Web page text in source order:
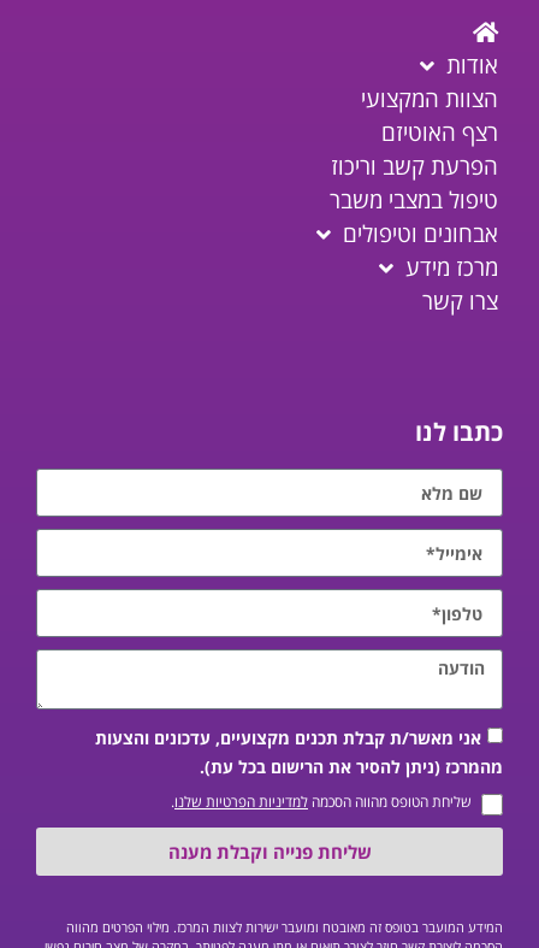
אודות
הצוות המקצועי
רצף האוטיזם
הפרעת קשב וריכוז
טיפול במצבי משבר
אבחונים וטיפולים
מרכז מידע
צרו קשר
כתבו לנו
אני מאשר/ת קבלת תכנים מקצועיים, עדכונים והצעות
מהמרכז (ניתן להסיר את הרישום בכל עת).
שליחת הטופס מהווה הסכמה למדיניות הפרטיות שלנו.
שליחת פנייה וקבלת מענה
המידע המועבר בטופס זה מאובטח ומועבר ישירות לצוות המרכז. מילוי הפרטים מהווה